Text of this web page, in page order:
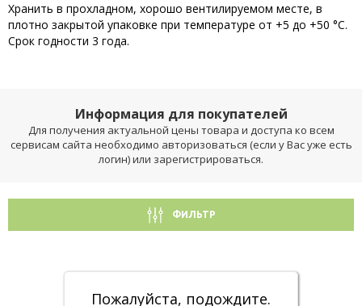
Хранить в прохладном, хорошо вентилируемом месте, в
плотно закрытой упаковке при температуре от +5 до +50 °С.
Срок годности 3 года.
Информация для покупателей
Для получения актуальной цены товара и доступа ко всем
сервисам сайта необходимо авторизоваться (если у Вас уже есть
логин) или зарегистрироваться.
ФИЛЬТР
Пожалуйста, подождите.